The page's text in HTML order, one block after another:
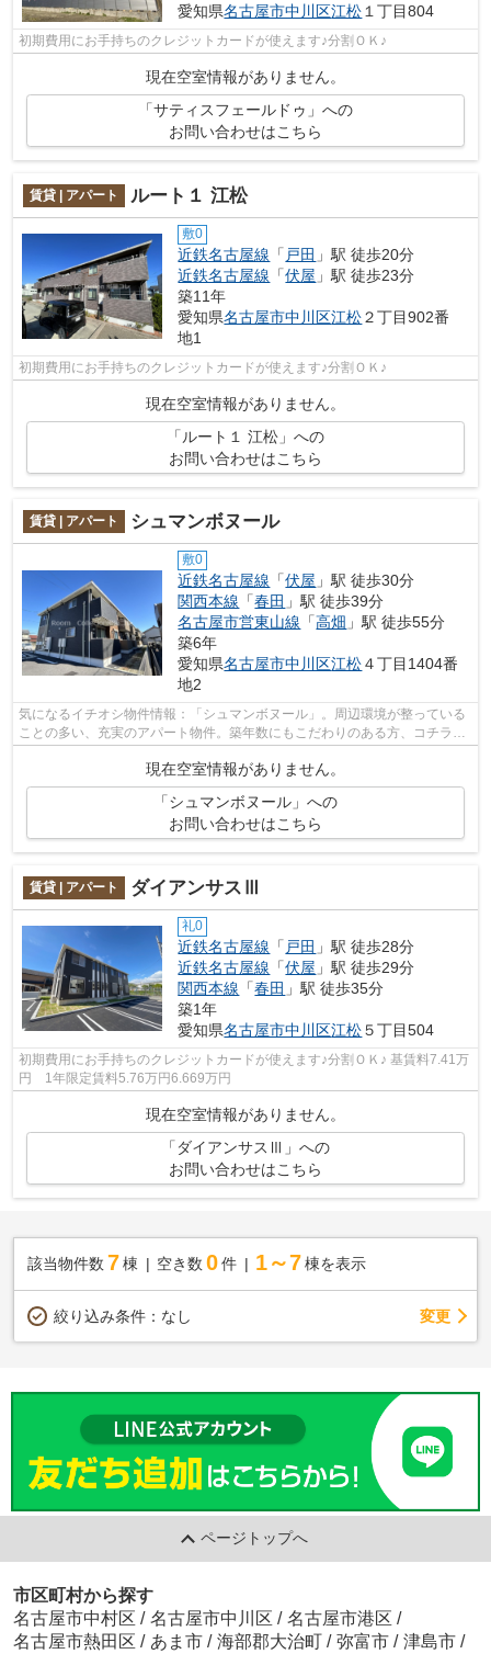
愛知県名古屋市中川区江松 １丁目804
初期費用にお手持ちのクレジットカードが使えます♪分割ＯＫ♪
現在空室情報がありません。
「サティスフェールドゥ」への
お問い合わせはこちら
賃貸 | アパート ルート１ 江松
敷0
近鉄名古屋線 「 戸田 」駅 徒歩20分
近鉄名古屋線 「伏屋 」駅 徒歩23分
築11年
愛知県名古屋市中川区江松２丁目902番
地1
初期費用にお手持ちのクレジットカードが使えます♪分割ＯＫ♪
現在空室情報がありません。
「ルート１ 江松」への
お問い合わせはこちら
賃貸 | アパート シュマンボヌール
敷0
近鉄名古屋線 「伏屋 」駅 徒歩30分
関西本線 「春田 」駅 徒歩39分
名古屋市営東山線 「高畑 」駅 徒歩55分
築6年
愛知県名古屋市中川区江松４丁目1404番
地2
気になるイチオシ物件情報：「シュマンボヌール」。周辺環境が整っている
ことの多い、充実のアパート物件。築年数にもこだわりのある方、コチラは
現在空室情報がありません。
「シュマンボヌール」への
お問い合わせはこちら
賃貸 | アパート ダイアンサスⅢ
礼0
近鉄名古屋線 「 戸田 」駅 徒歩28分
近鉄名古屋線 「伏屋 」駅 徒歩29分
関西本線 「春田 」駅 徒歩35分
築1年
愛知県名古屋市中川区江松５丁目504
初期費用にお手持ちのクレジットカードが使えます♪分割ＯＫ♪ 基賃料7.41万
円 1年限定賃料5.76万円6.669万円
現在空室情報がありません。
「ダイアンサスⅢ」への
お問い合わせはこちら
該当物件数 7棟 空き数 0 件 1～7 棟を表示
絞り込み条件： なし 変更
ページトップへ
市区町村から探す
名古屋市中村区 / 名古屋市中川区 / 名古屋市港区 /
名古屋市熱田区 / あま市 / 海部郡大治町 / 弥富市 / 津島市 /